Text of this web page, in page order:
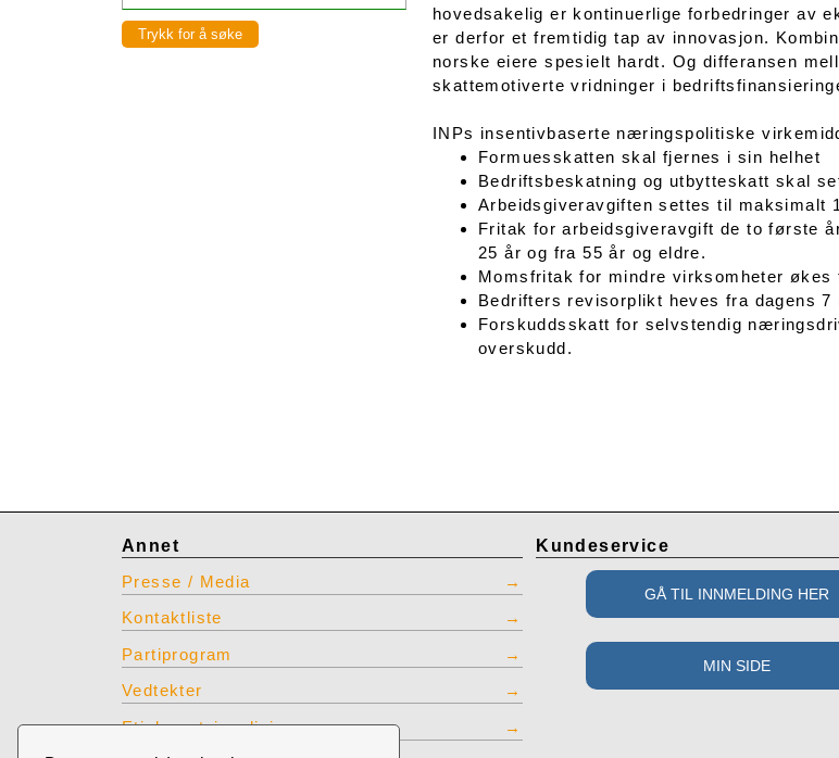
hovedsakelig er kontinuerlige forbedringer av
er derfor et fremtidig tap av innovasjon.
norske eiere spesielt hardt. Og differansen
skattemotiverte vridninger i
INPs insentivbaserte næringspolitiske
Formuesskatten skal fjernes i sin helhet
Bedriftsbeskatning og utbytteskatt skal
Arbeidsgiveravgiften settes til maksimalt
Fritak for arbeidsgiveravgift de to første
25 år og fra 55 år og eldre.
Momsfritak for mindre virksomheter økes
Bedrifters revisorplikt heves fra dagens
Forskuddsskatt for selvstendig
overskudd.
Annet
Presse / Media
Kontaktliste
Partiprogram
Vedtekter
Etiske retningslinjer
Kundeservice